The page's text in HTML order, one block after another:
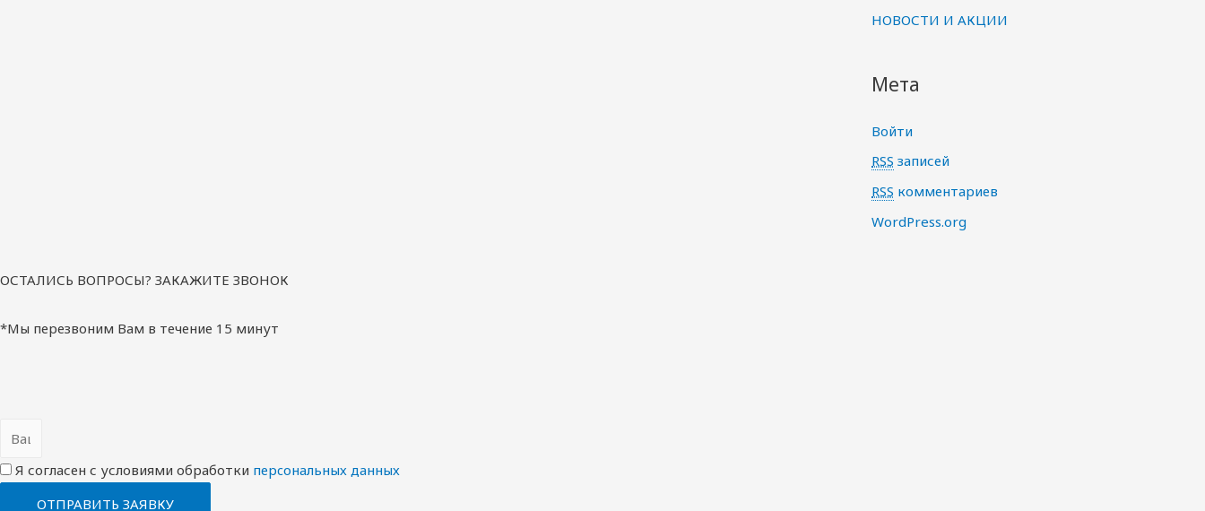
НОВОСТИ И АКЦИИ
Мета
Войти
RSS записей
RSS комментариев
WordPress.org
ОСТАЛИСЬ ВОПРОСЫ? ЗАКАЖИТЕ ЗВОНОК
*Мы перезвоним Вам в течение 15 минут
Я согласен с условиями обработки перcональных данных
ОТПРАВИТЬ ЗАЯВКУ